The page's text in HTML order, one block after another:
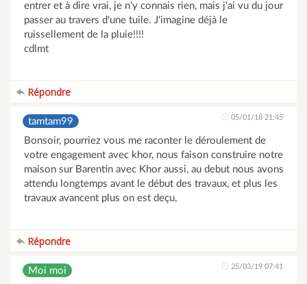
entrer et à dire vrai, je n'y connais rien, mais j'ai vu du jour
passer au travers d'une tuile. J'imagine déjà le
ruissellement de la pluie!!!!
cdlmt
Répondre
tamtam99 05/01/18 21:45
Bonsoir, pourriez vous me raconter le déroulement de
votre engagement avec khor, nous faison construire notre
maison sur Barentin avec Khor aussi, au debut nous avons
attendu longtemps avant le début des travaux, et plus les
travaux avancent plus on est deçu,
Répondre
Moi moi 25/03/19 07:41